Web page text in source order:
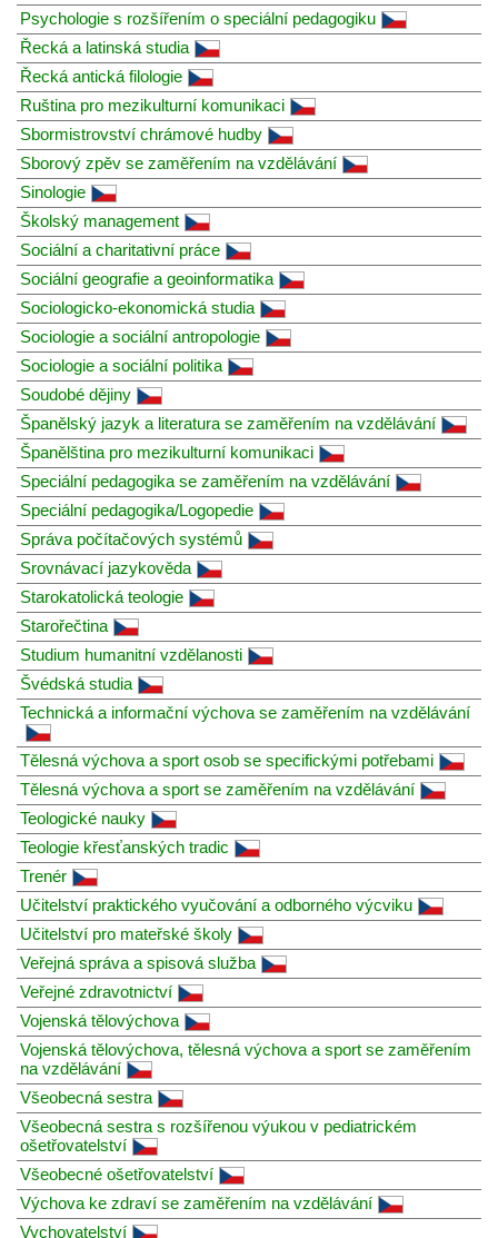
Psychologie s rozšířením o speciální pedagogiku
Řecká a latinská studia
Řecká antická filologie
Ruština pro mezikulturní komunikaci
Sbormistrovství chrámové hudby
Sborový zpěv se zaměřením na vzdělávání
Sinologie
Školský management
Sociální a charitativní práce
Sociální geografie a geoinformatika
Sociologicko-ekonomická studia
Sociologie a sociální antropologie
Sociologie a sociální politika
Soudobé dějiny
Španělský jazyk a literatura se zaměřením na vzdělávání
Španělština pro mezikulturní komunikaci
Speciální pedagogika se zaměřením na vzdělávání
Speciální pedagogika/Logopedie
Správa počítačových systémů
Srovnávací jazykověda
Starokatolická teologie
Starořečtina
Studium humanitní vzdělanosti
Švédská studia
Technická a informační výchova se zaměřením na vzdělávání
Tělesná výchova a sport osob se specifickými potřebami
Tělesná výchova a sport se zaměřením na vzdělávání
Teologické nauky
Teologie křesťanských tradic
Trenér
Učitelství praktického vyučování a odborného výcviku
Učitelství pro mateřské školy
Veřejná správa a spisová služba
Veřejné zdravotnictví
Vojenská tělovýchova
Vojenská tělovýchova, tělesná výchova a sport se zaměřením
na vzdělávání
Všeobecná sestra
Všeobecná sestra s rozšířenou výukou v pediatrickém
ošetřovatelství
Všeobecné ošetřovatelství
Výchova ke zdraví se zaměřením na vzdělávání
Vychovatelství